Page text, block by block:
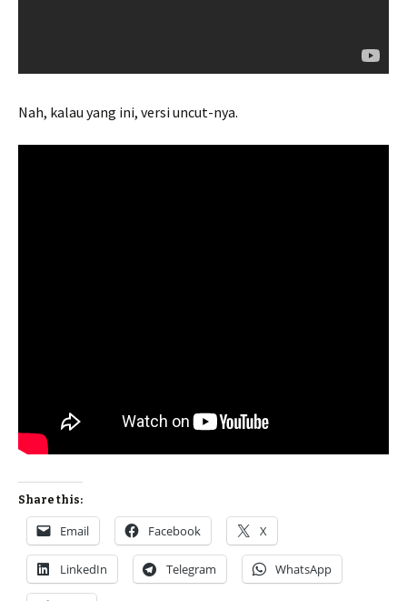
Nah, kalau yang ini, versi uncut-nya.
Share this:
Email Facebook X
LinkedIn Telegram WhatsApp